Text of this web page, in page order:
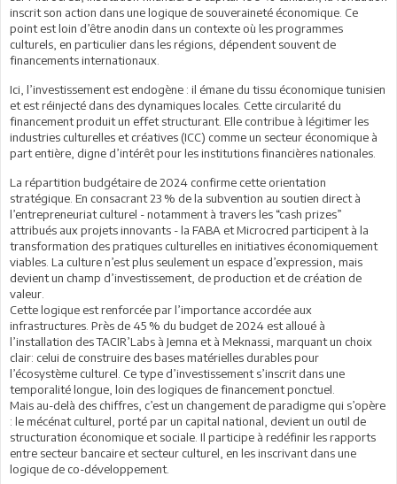
inscrit son action dans une logique de souveraineté économique. Ce
point est loin d’être anodin dans un contexte où les programmes
culturels, en particulier dans les régions, dépendent souvent de
financements internationaux.
Ici, l’investissement est endogène : il émane du tissu économique tunisien
et est réinjecté dans des dynamiques locales. Cette circularité du
financement produit un effet structurant. Elle contribue à légitimer les
industries culturelles et créatives (ICC) comme un secteur économique à
part entière, digne d’intérêt pour les institutions financières nationales.
La répartition budgétaire de 2024 confirme cette orientation
stratégique. En consacrant 23 % de la subvention au soutien direct à
l’entrepreneuriat culturel - notamment à travers les “cash prizes”
attribués aux projets innovants - la FABA et Microcred participent à la
transformation des pratiques culturelles en initiatives économiquement
viables. La culture n’est plus seulement un espace d’expression, mais
devient un champ d’investissement, de production et de création de
valeur.
Cette logique est renforcée par l’importance accordée aux
infrastructures. Près de 45 % du budget de 2024 est alloué à
l’installation des TACIR’Labs à Jemna et à Meknassi, marquant un choix
clair: celui de construire des bases matérielles durables pour
l’écosystème culturel. Ce type d’investissement s’inscrit dans une
temporalité longue, loin des logiques de financement ponctuel.
Mais au-delà des chiffres, c’est un changement de paradigme qui s’opère
: le mécénat culturel, porté par un capital national, devient un outil de
structuration économique et sociale. Il participe à redéfinir les rapports
entre secteur bancaire et secteur culturel, en les inscrivant dans une
logique de co-développement.